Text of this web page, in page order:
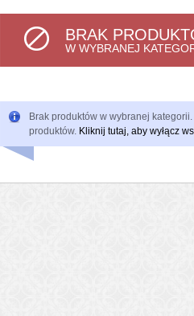
BRAK
W WYBRANEJ
Brak produktów w wybranej
produktów. Kliknij tutaj, aby wyłącz